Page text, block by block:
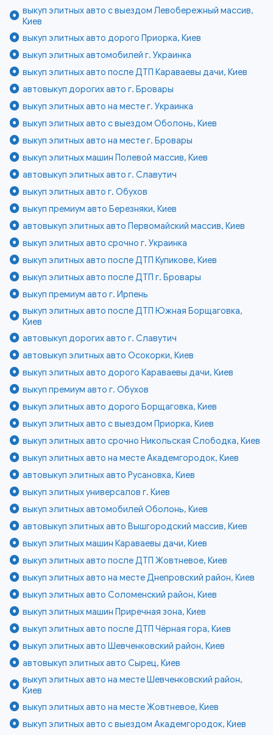
выкуп элитных авто с выездом Левобережный массив,
Киев
выкуп элитных авто дорого Приорка, Киев
выкуп элитных автомобилей г. Украинка
выкуп элитных авто после ДТП Караваевы дачи, Киев
автовыкуп дорогих авто г. Бровары
выкуп элитных авто на месте г. Украинка
выкуп элитных авто с выездом Оболонь, Киев
выкуп элитных авто на месте г. Бровары
выкуп элитных машин Полевой массив, Киев
автовыкуп элитных авто г. Славутич
выкуп элитных авто г. Обухов
выкуп премиум авто Березняки, Киев
автовыкуп элитных авто Первомайский массив, Киев
выкуп элитных авто срочно г. Украинка
выкуп элитных авто после ДТП Куликове, Киев
выкуп элитных авто после ДТП г. Бровары
выкуп премиум авто г. Ирпень
выкуп элитных авто после ДТП Южная Борщаговка,
Киев
автовыкуп дорогих авто г. Славутич
автовыкуп элитных авто Осокорки, Киев
выкуп элитных авто дорого Караваевы дачи, Киев
выкуп премиум авто г. Обухов
выкуп элитных авто дорого Борщаговка, Киев
выкуп элитных авто с выездом Приорка, Киев
выкуп элитных авто срочно Никольская Слободка, Киев
выкуп элитных авто на месте Академгородок, Киев
автовыкуп элитных авто Русановка, Киев
выкуп элитных универсалов г. Киев
выкуп элитных автомобилей Оболонь, Киев
автовыкуп элитных авто Вышгородский массив, Киев
выкуп элитных машин Караваевы дачи, Киев
выкуп элитных авто после ДТП Жовтневое, Киев
выкуп элитных авто на месте Днепровский район, Киев
выкуп элитных авто Соломенский район, Киев
выкуп элитных машин Приречная зона, Киев
выкуп элитных авто после ДТП Чёрная гора, Киев
выкуп элитных авто Шевченковский район, Киев
автовыкуп элитных авто Сырец, Киев
выкуп элитных авто на месте Шевченковский район,
Киев
выкуп элитных авто на месте Жовтневое, Киев
выкуп элитных авто с выездом Академгородок, Киев